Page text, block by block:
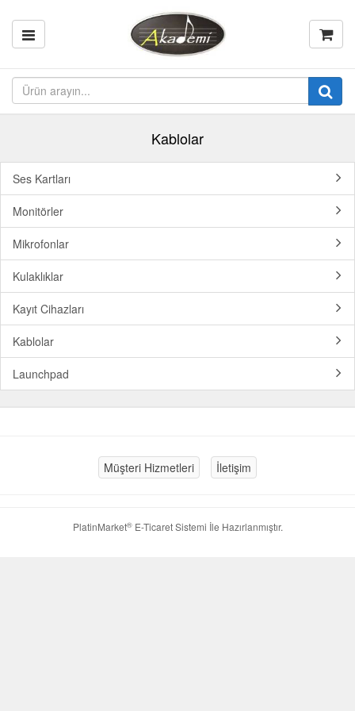
Kablolar
Ses Kartları
Monitörler
Mikrofonlar
Kulaklıklar
Kayıt Cihazları
Kablolar
Launchpad
Müşteri Hizmetleri İletişim
PlatinMarket®E-Ticaret Sistemi İle Hazırlanmıştır.